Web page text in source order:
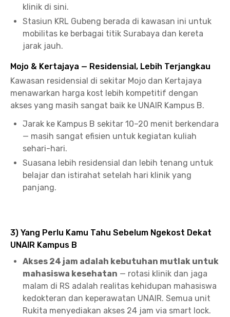
klinik di sini.
Stasiun KRL Gubeng berada di kawasan ini untuk
mobilitas ke berbagai titik Surabaya dan kereta
jarak jauh.
Mojo & Kertajaya — Residensial, Lebih Terjangkau
Kawasan residensial di sekitar Mojo dan Kertajaya
menawarkan harga kost lebih kompetitif dengan
akses yang masih sangat baik ke UNAIR Kampus B.
Jarak ke Kampus B sekitar 10–20 menit berkendara
— masih sangat efisien untuk kegiatan kuliah
sehari-hari.
Suasana lebih residensial dan lebih tenang untuk
belajar dan istirahat setelah hari klinik yang
panjang.
3) Yang Perlu Kamu Tahu Sebelum Ngekost Dekat
UNAIR Kampus B
Akses 24 jam adalah kebutuhan mutlak untuk
mahasiswa kesehatan — rotasi klinik dan jaga
malam di RS adalah realitas kehidupan mahasiswa
kedokteran dan keperawatan UNAIR. Semua unit
Rukita menyediakan akses 24 jam via smart lock.